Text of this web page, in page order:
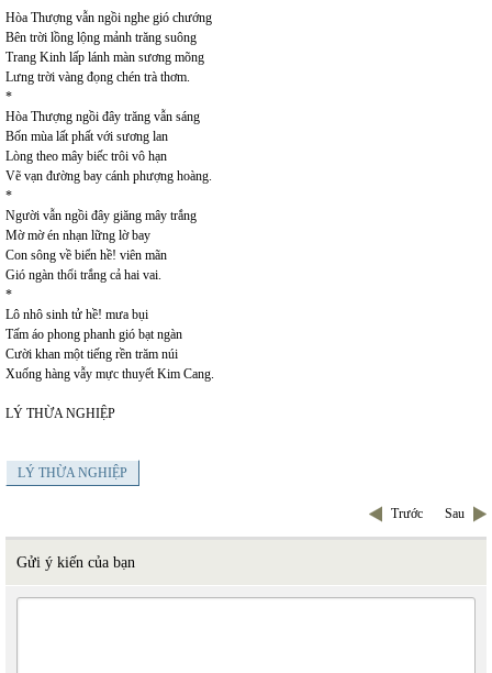
Hòa Thượng vẫn ngồi nghe gió chướng
Bên trời lồng lộng mảnh trăng suông
Trang Kinh lấp lánh màn sương mõng
Lưng trời vàng đọng chén trà thơm.
*
Hòa Thượng ngồi đây trăng vẫn sáng
Bốn mùa lất phất với sương lan
Lòng theo mây biếc trôi vô hạn
Vẽ vạn đường bay cánh phượng hoàng.
*
Người vẫn ngồi đây giăng mây trắng
Mờ mờ én nhạn lững lờ bay
Con sông về biển hề! viên mãn
Gió ngàn thổi trắng cả hai vai.
*
Lô nhô sinh tử hề! mưa bụi
Tấm áo phong phanh gió bạt ngàn
Cười khan một tiếng rền trăm núi
Xuống hàng vẫy mực thuyết Kim Cang.
LÝ THỪA NGHIỆP
LÝ THỪA NGHIỆP
Trước Sau
Gửi ý kiến của bạn